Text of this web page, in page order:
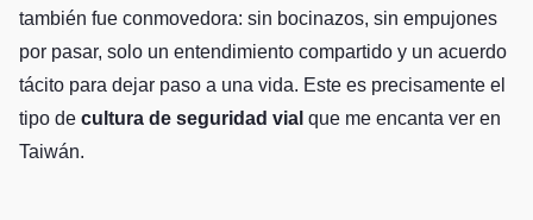
también fue conmovedora: sin bocinazos, sin empujones
por pasar, solo un entendimiento compartido y un acuerdo
tácito para dejar paso a una vida. Este es precisamente el
tipo de cultura de seguridad vial que me encanta ver en
Taiwán.